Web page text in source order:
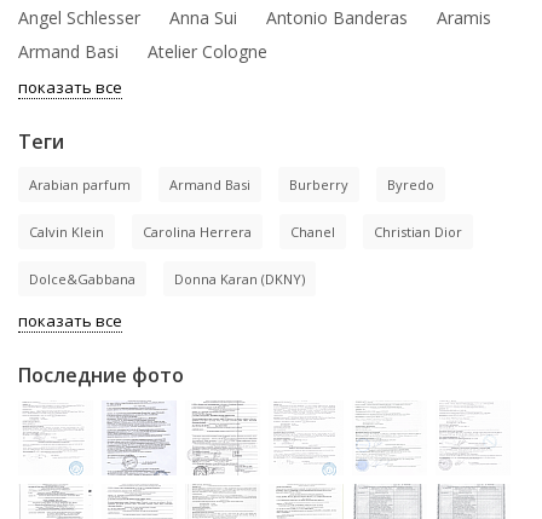
Angel Schlesser
Anna Sui Antonio Banderas
Aramis
Armand Basi
Atelier Cologne
показать все
Теги
Arabian parfum Armand Basi Burberry Byredo
Calvin Klein Carolina Herrera Chanel Christian Dior
Dolce&Gabbana Donna Karan (DKNY)
показать все
Последние фото